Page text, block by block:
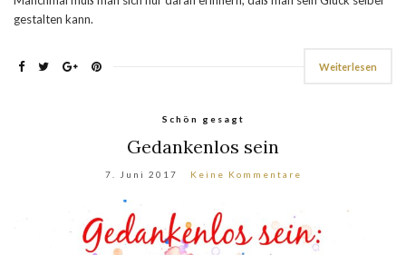
gestalten kann.
Weiterlesen
Schön gesagt
Gedankenlos sein
7. Juni 2017 Keine Kommentare